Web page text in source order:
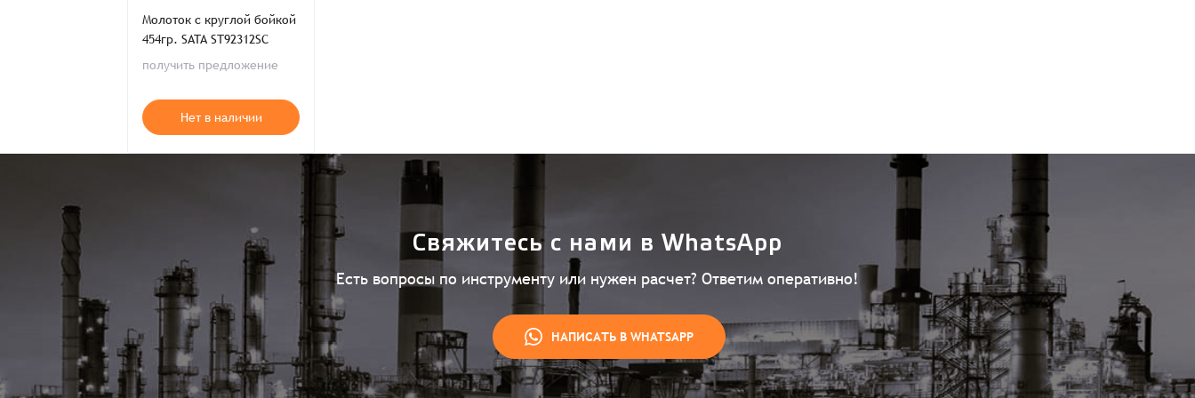
Молоток с круглой бойкой
454гр. SATA ST92312SC
получить предложение
Нет в наличии
Свяжитесь с нами в WhatsApp
Есть вопросы по инструменту или нужен расчет? Ответим оперативно!
НАПИСАТЬ В WHATSAPP